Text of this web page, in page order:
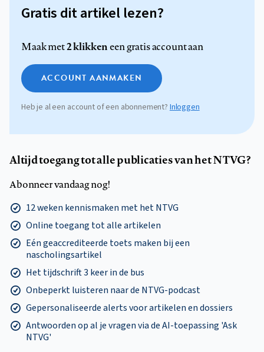
Gratis dit artikel lezen?
Maak met2 klikkeneen gratis account aan
ACCOUNT AANMAKEN
Heb je al een account of een abonnement? Inloggen
Altijd toegang tot alle publicaties van het NTVG?
Abonneer vandaag nog!
12 weken kennismaken met het NTVG
Online toegang tot alle artikelen
Eén geaccrediteerde toets maken bij een
nascholingsartikel
Het tijdschrift 3 keer in de bus
Onbeperkt luisteren naar de NTVG-podcast
Gepersonaliseerde alerts voor artikelen en dossiers
Antwoorden op al je vragen via de AI-toepassing 'Ask
NTVG'